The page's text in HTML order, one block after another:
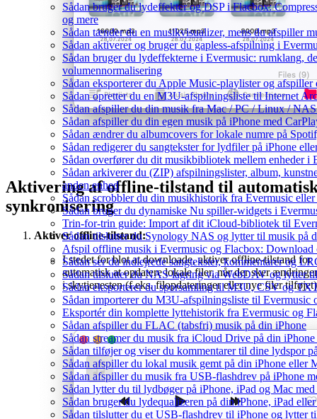
Sådan bruger du lydeffekter og DSP i Flacbox:
og mere
Sådan tænder du en musikvisualizer, mens du afspiller
Sådan aktiverer og bruger du gapless-afspilning i
Sådan bruger du lydeffekterne i Evermusic: rumklang,
volumennormalisering
Sådan eksporterer du Apple Music-playlister og
Sådan opretter du en M3U-afspilningsliste til Internet
Sådan afspiller du din musik fra Mac / PC / Linux /
Sådan afspiller du din egen musik på iPhone med
Sådan ændrer du albumcovers for lokale numre på
Sådan redigerer du sangtekster for lydfiler på iPhone
Sådan overfører du dit musikbibliotek mellem enheder i
Sådan arkiverer du (ZIP) afspilningslister, album,
anden enhed
Sådan scrobbler du din musikhistorik fra Evermusic
Sådan bruger du dynamiske Nu spiller-widgets i
Trin-for-trin guide: Import af dit iCloud-bibliotek til
Sådan tilslutter du Synology NAS og lytter til musik på
Afspil offline musik i Evermusic og Flacbox:
Sådan ser du indlejrede sangtekster, kommentarer og
Sådan tilslutter du NAS-lagring via WebDAV og lytter
Sådan eksporterer du sporsamling til M3U, CSV og
Sådan importerer du M3U-afspilningsliste til Evermusic
Eksportér din komplette lyttehistorik fra Evermusic og
Sådan afspiller du FLAC (tabsfri) musik på din iPhone
Sådan streamer du musik fra iCloud Drive på din
Sådan tilføjer og viser du kommentarer til dine lydspor
Sådan afspiller du lokal musik gemt på din iPhone eller
Sådan afspiller du musik fra USB-flashdrev på iPhone
Sådan lytter du til lydbøger på iPhone, iPad og Mac
Sådan bruger du lydequalizeren på din iPhone, iPad
Sådan tilslutter du et USB-flashdrev til iPhone og lytter
Aktivering af offline-tilstand til
synkronisering
Aktiver offline-tilstand:
I stedet for blot at downloade, aktiver offline-tilstand for
automatisk at opdatere lokale filer, når der sker ændringer
i skytjenesten (f.eks. filopdateringer eller nye filer